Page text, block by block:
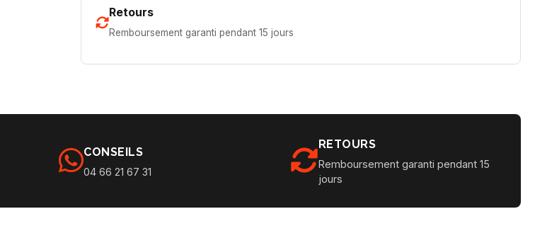
Retours
Remboursement garanti pendant 15 jours
CONSEILS
04 66 21 67 31
RETOURS
Remboursement garanti pendant 15
jours